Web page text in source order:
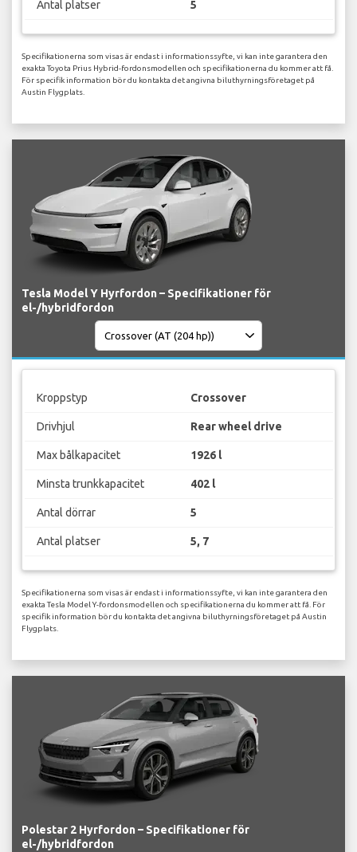
Antal platser 5
Specifikationerna som visas är endast i informationssyfte, vi kan inte garantera den
exakta Toyota Prius Hybrid-fordonsmodellen och specifikationerna du kommer att få.
För specifik information bör du kontakta det angivna biluthyrningsföretaget på
Austin Flygplats.
Tesla Model Y Hyrfordon – Specifikationer för
el-/hybridfordon
Kroppstyp Crossover
Drivhjul Rear wheel drive
Max bålkapacitet 1926 l
Minsta trunkkapacitet 402 l
Antal dörrar 5
Antal platser 5, 7
Specifikationerna som visas är endast i informationssyfte, vi kan inte garantera den
exakta Tesla Model Y-fordonsmodellen och specifikationerna du kommer att få. För
specifik information bör du kontakta det angivna biluthyrningsföretaget på Austin
Flygplats.
Polestar 2 Hyrfordon – Specifikationer för
el-/hybridfordon